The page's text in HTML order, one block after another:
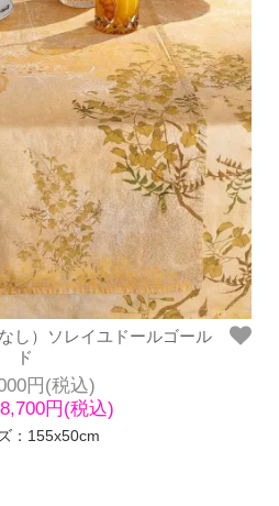
し）ソレイユドールゴール
ド
円(税込)
円(税込)
：155x50cm